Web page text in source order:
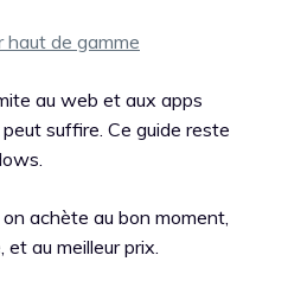
haut de gamme
au web et aux apps
peut suffire. Ce guide reste
achète au bon moment,
au meilleur prix.